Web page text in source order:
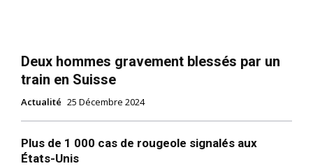
Deux hommes gravement blessés par un
train en Suisse
Actualité 25 Décembre 2024
Plus de 1 000 cas de rougeole signalés aux
États-Unis